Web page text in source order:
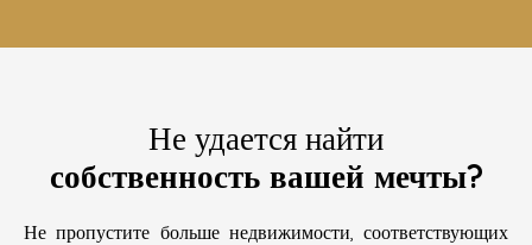
Не удается найти
собственность вашей мечты?
Не пропустите больше недвижимости, соответствующих